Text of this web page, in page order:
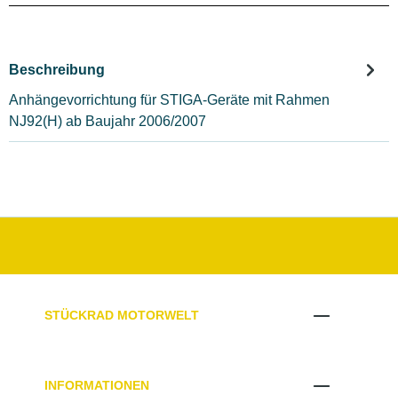
Beschreibung
Anhängevorrichtung für STIGA-Geräte mit Rahmen
NJ92(H) ab Baujahr 2006/2007
STÜCKRAD MOTORWELT
INFORMATIONEN